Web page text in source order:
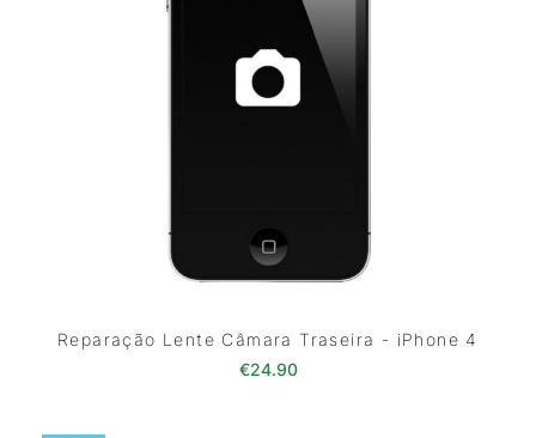
Reparação Lente Câmara Traseira - iPhone 4
€24.90